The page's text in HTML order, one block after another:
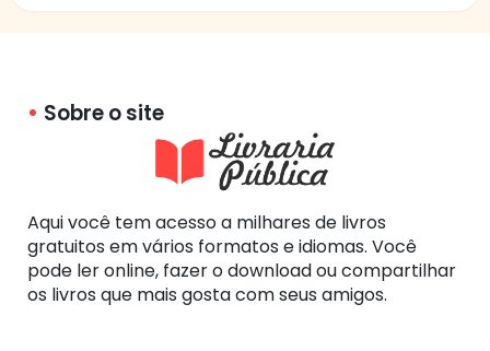
Sobre o site
Aqui você tem acesso a milhares de livros
gratuitos em vários formatos e idiomas. Você
pode ler online, fazer o download ou compartilhar
os livros que mais gosta com seus amigos.